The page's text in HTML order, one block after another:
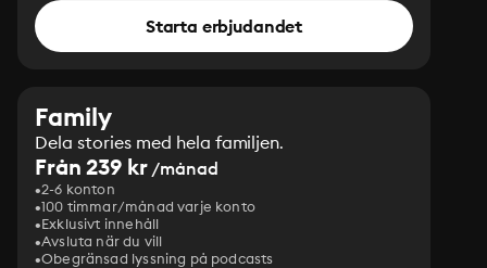
Starta erbjudandet
Family
Dela stories med hela familjen.
Från 239 kr/månad
2-6 konton
100 timmar/månad varje konto
Exklusivt innehåll
Avsluta när du vill
Obegränsad lyssning på podcasts